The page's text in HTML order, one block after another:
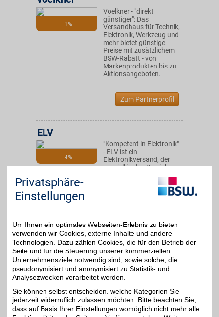
1%
Voelkner - "direkt
günstiger": Das
Versandhaus für Technik,
Elektronik, Werkzeug und
mehr bietet günstige
Preise mit zusätzlichem
BSW-Rabatt - von
Markenprodukten bis zu
Aktionsangeboten.
Zum Partnerprofil
4%
ELV
"Kompetent in Elektronik"
- ELV ist ein
Elektronikversand, der
speziell in den Bereichen
Zum Partnerprofil
3%
Pollin ELECTRONIC
Fachhändler für
Elektronik besticht mit
Qualität, Expertise,
Privatsphäre-
Einstellungen
Um Ihnen ein optimales Webseiten-Erlebnis zu bieten
verwenden wir Cookies, externe Inhalte und andere
Technologien. Dazu zählen Cookies, die für den Betrieb der
Seite und für die Steuerung unserer kommerziellen
Unternehmensziele notwendig sind, sowie solche, die
pseudonymisiert und anonymisiert zu Statistik- und
Analysezwecken verarbeitet werden.
Sie können selbst entscheiden, welche Kategorien Sie
jederzeit widerruflich zulassen möchten. Bitte beachten Sie,
dass auf Basis Ihrer Einstellungen womöglich nicht mehr alle